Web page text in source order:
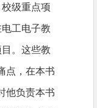
级重点项
工电子教
。这些教
点，在本书
他负责本书